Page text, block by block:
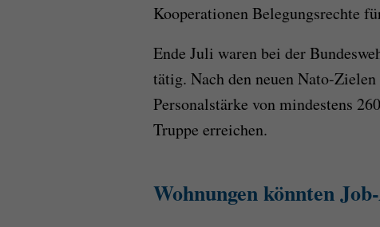
Kooperationen Belegungsrechte
Ende Juli waren bei der
tätig. Nach den neuen Nato-
Personalstärke von mindestens
Truppe erreichen.
Wohnungen könnten